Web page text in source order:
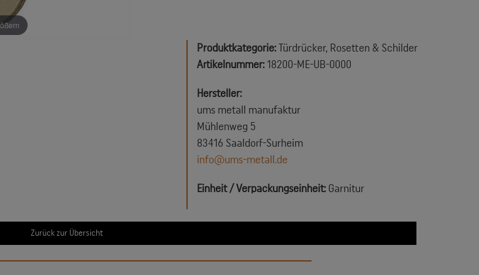
Produktkategorie:Türdrücker, Rosetten & Schilder
Artikelnummer:18200-ME-UB-0000
Hersteller:
ums metall manufaktur
Mühlenweg 5
83416 Saaldorf-Surheim
info@ums-metall.de
Einheit / Verpackungseinheit:Garnitur
Zurück zur Übersicht